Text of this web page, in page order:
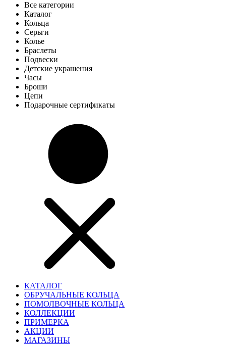
Все категории
Каталог
Кольца
Серьги
Колье
Браслеты
Подвески
Детские украшения
Часы
Броши
Цепи
Подарочные сертификаты
КАТАЛОГ
ОБРУЧАЛЬНЫЕ КОЛЬЦА
ПОМОЛВОЧНЫЕ КОЛЬЦА
КОЛЛЕКЦИИ
ПРИМЕРКА
АКЦИИ
МАГАЗИНЫ